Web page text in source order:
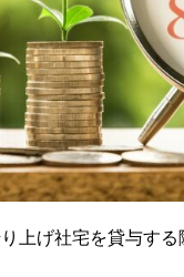
上げ社宅を貸与す